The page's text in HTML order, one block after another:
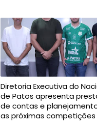
Diretoria Executiva do
de Patos apresenta
de contas e
as próximas competições